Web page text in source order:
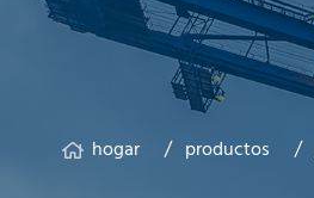
hogar productos